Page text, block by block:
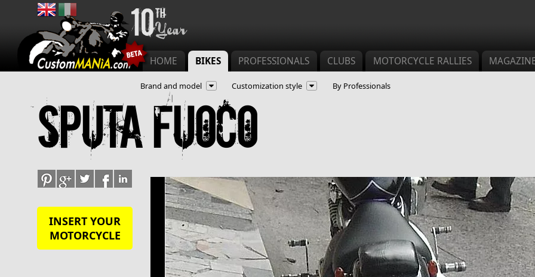
Sputa fuoco
INSERT YOUR
MOTORCYCLE
Main menu
HOME BIKES PROFESSIONALS CLUBS MOTORCYCLE RALLIES
Brand and model Customization style By Professionals